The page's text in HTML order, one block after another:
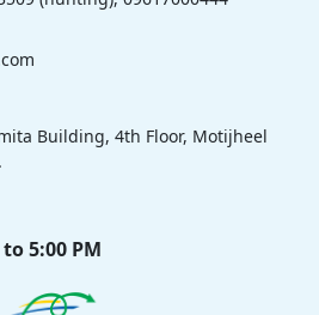
Building, 4th Floor, Motijheel
5:00 PM